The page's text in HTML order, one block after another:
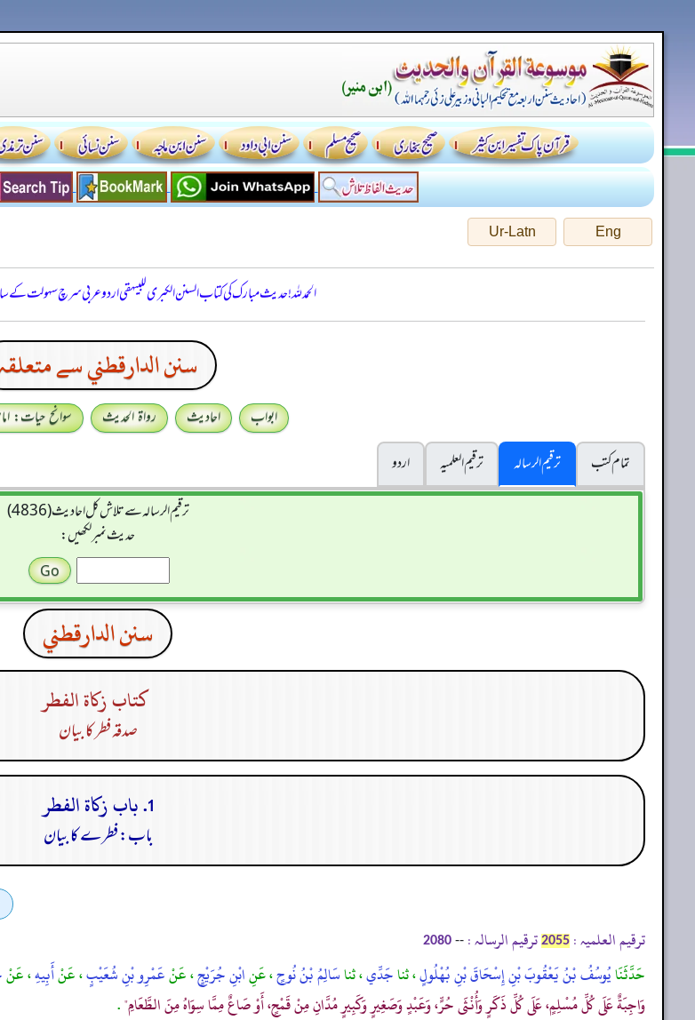
Eng
Ur-Latn
الحمدللہ! حدیث مبارک کی کتاب السنن الكبرى للبيهقي اردو عربی سرچ سہولت
سنن الدارقطني سے
ابواب احادیث رواۃ الحدیث
سوانح حیات:
تمام کتب
ترقیم الرسالہ ترقیم العلمیہ
اردو
ترقیم الرسالہ سے تلاش کل احادیث (4836)
حدیث نمبر لکھیں:
سنن الدارقطني
كتاب زكاة الفطر
صدقہ فطر کا بیان
1. باب زكاة الفطر
باب: فطرے کا بیان
ترقیم العلمیہ : 2055 ترقیم الرسالہ : --
2080
حَدَّثَنَايُوسُفُ بْنُ يَعْقُوبَ بْنِ إِسْحَاقَ بْنِ بُهْلُولٍ، ثناجَدِّي، ثناسَالِمُ بْنُ نُوحٍ، عَنِابْنِ جُرَيْجٍ، عَنْعَمْرِو بْنِ شُعَيْبٍ، عَنْأَبِيهِ، عَنْ
وَاجِبَةٌ عَلَى كُلِّ مُسْلِمٍ، عَلَى كُلِّ ذَكَرٍ وَأُنْثَى حُرٍّ، وَعَبْدٍ وَصَغِيرٍ وَكَبِيرٍ مُدَّانِ مِنْ قَمْحٍ، أَوْ صَاعٌ مِمَّا سِوَاهُ مِنَ الطَّعَامِ".